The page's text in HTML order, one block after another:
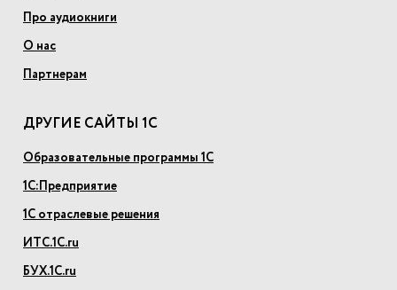
Про аудиокниги
О нас
Партнерам
ДРУГИЕ САЙТЫ 1С
Образовательные программы 1С
1С:Предприятие
1С отраслевые решения
ИТС.1С.ru
БУХ.1С.ru